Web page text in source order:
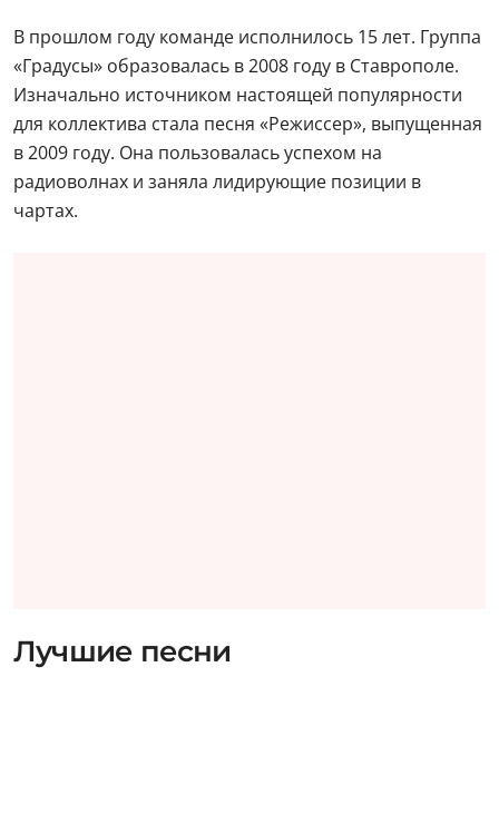
В прошлом году команде исполнилось 15 лет. Группа
«Градусы» образовалась в 2008 году в Ставрополе.
Изначально источником настоящей популярности
для коллектива стала песня «Режиссер», выпущенная
в 2009 году. Она пользовалась успехом на
радиоволнах и заняла лидирующие позиции в
чартах.
Лучшие песни